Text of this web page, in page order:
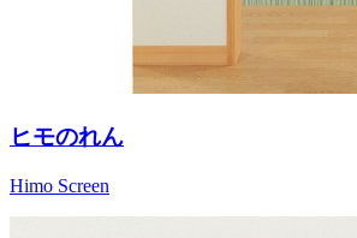
ヒモのれん
Himo Screen